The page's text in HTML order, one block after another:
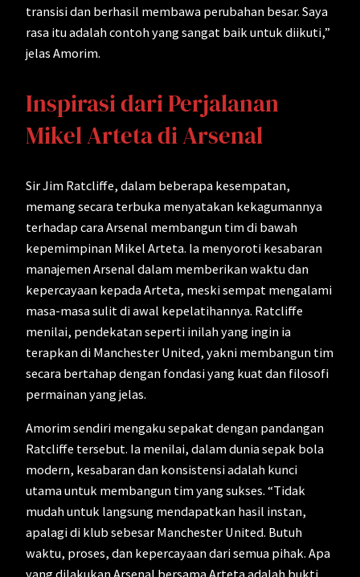
transisi dan berhasil membawa perubahan besar. Saya
rasa itu adalah contoh yang sangat baik untuk diikuti,”
jelas Amorim.
Inspirasi dari Perjalanan
Mikel Arteta di Arsenal
Sir Jim Ratcliffe, dalam beberapa kesempatan,
memang secara terbuka menyatakan kekagumannya
terhadap cara Arsenal membangun tim di bawah
kepemimpinan Mikel Arteta. Ia menyoroti kesabaran
manajemen Arsenal dalam memberikan waktu dan
kepercayaan kepada Arteta, meski sempat mengalami
masa-masa sulit di awal kepelatihannya. Ratcliffe
menilai, pendekatan seperti inilah yang ingin ia
terapkan di Manchester United, yakni membangun tim
secara bertahap dengan fondasi yang kuat dan filosofi
permainan yang jelas.
Amorim sendiri mengaku sepakat dengan pandangan
Ratcliffe tersebut. Ia menilai, dalam dunia sepak bola
modern, kesabaran dan konsistensi adalah kunci
utama untuk membangun tim yang sukses. “Tidak
mudah untuk langsung mendapatkan hasil instan,
apalagi di klub sebesar Manchester United. Butuh
waktu, proses, dan kepercayaan dari semua pihak. Apa